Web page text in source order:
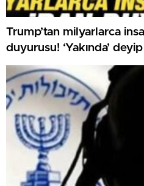
Trump’tan milyarlarca
duyurusu! ‘Yakında’